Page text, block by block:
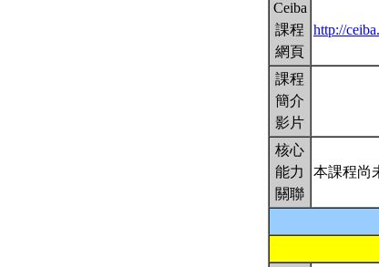
Ceiba
課程
網頁
http://
課程
簡介
影片
核心
能力
關聯
本課程尚